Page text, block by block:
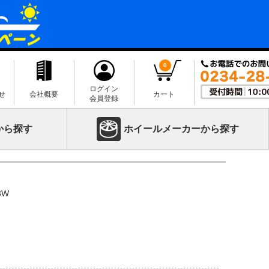
会社概要
ログイン
会員登録
0
カート
ら探す ホイールメーカーから探す